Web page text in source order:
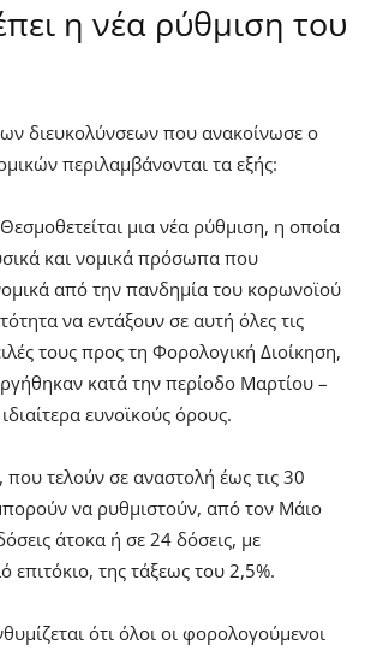
η νέα ρύθμιση του
διευκολύνσεων που ανακοίνωσε ο
περιλαμβάνονται τα εξής:
Θεσμοθετείται μια νέα ρύθμιση, η οποία
και νομικά πρόσωπα που
από την πανδημία του κορωνοϊού
να εντάξουν σε αυτή όλες τις
τους προς τη Φορολογική Διοίκηση,
κατά την περίοδο Μαρτίου –
ευνοϊκούς όρους.
που τελούν σε αναστολή έως τις 30
να ρυθμιστούν, από τον Μάιο
άτοκα ή σε 24 δόσεις, με
επιτόκιο, της τάξεως του 2,5%.
ότι όλοι οι φορολογούμενοι